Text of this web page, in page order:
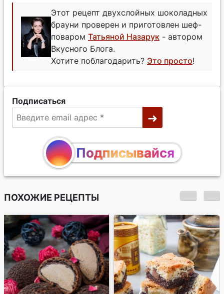
Этот рецепт двухслойных шоколадных
брауни проверен и приготовлен шеф-
поваром Татьяной Назарук - автором
Вкусного Блога.
Хотите поблагодарить? Это просто!
Подписаться
Подписывайся
ПОХОЖИЕ РЕЦЕПТЫ
Шоколадное
печенье "Мадлен"